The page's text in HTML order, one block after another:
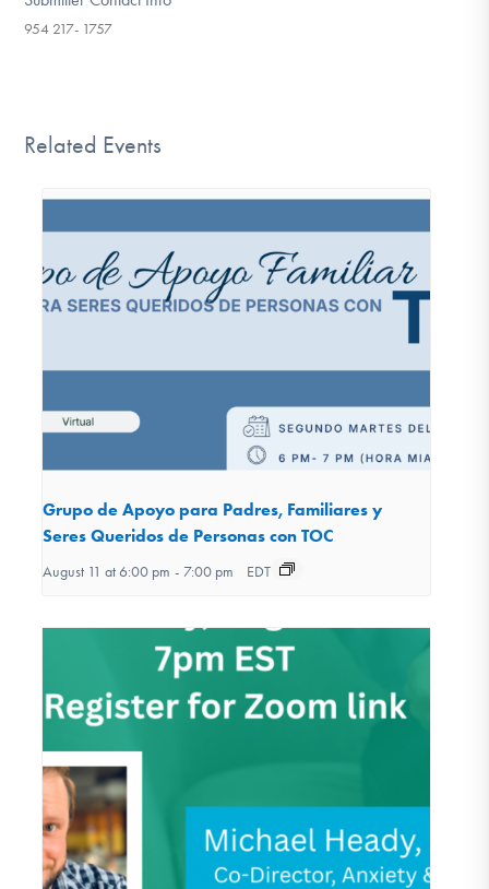
954 217- 1757
Related Events
Grupo de Apoyo para Padres, Familiares y
Seres Queridos de Personas con TOC
August 11 at 6:00 pm - 7:00 pm EDT